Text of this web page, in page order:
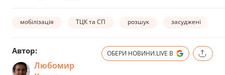
мобілізація ТЦК та СП розшук засуджені
Автор:
Любомир
ОБЕРИ НОВИНИ.LIVE В